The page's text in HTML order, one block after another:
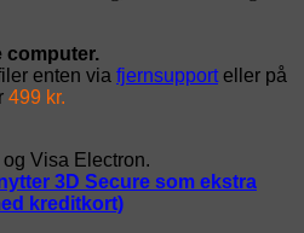
computer.
enten via fjernsupporteller på
499 kr.
Visa Electron.
3D Secure som ekstra
kreditkort)